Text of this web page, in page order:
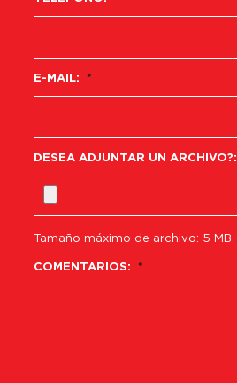
E-MAIL: *
DESEA ADJUNTAR UN ARCHIVO?:
Tamaño máximo de archivo: 5 MB.
COMENTARIOS: *